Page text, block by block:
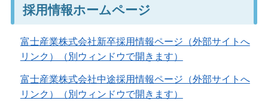
採用情報ホームページ
富士産業株式会社新卒採用情報ページ（外部サイトへ
リンク）（別ウィンドウで開きます）
富士産業株式会社中途採用情報ページ（外部サイトへ
リンク）（別ウィンドウで開きます）